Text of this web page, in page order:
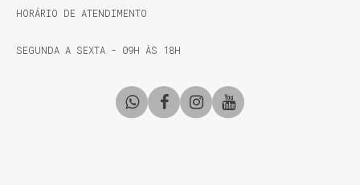
HORÁRIO DE ATENDIMENTO
SEGUNDA A SEXTA - 09H ÀS 18H